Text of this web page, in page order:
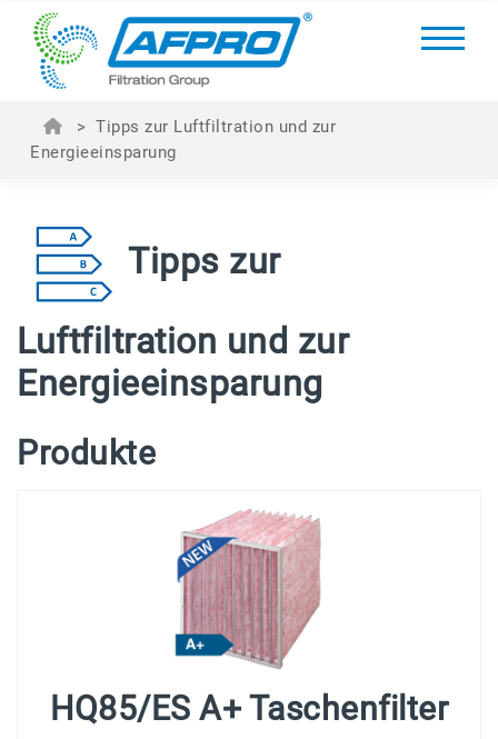
> Tipps zur Luftfiltration und zur
Energieeinsparung
Tipps zur
Luftfiltration und zur
Energieeinsparung
Produkte
HQ85/ES A+ Taschenfilter